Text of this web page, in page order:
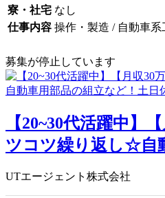
寮・社宅 なし
仕事内容 操作・製造 / 自動車系
募集が停止しています
【20~30代活躍中】
ツコツ繰り返し☆自
UTエージェント株式会社